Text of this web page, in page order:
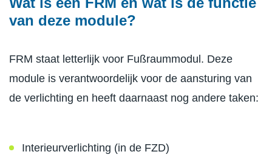
van deze module?
FRM staat letterlijk voor Fußraummodul. Deze
module is verantwoordelijk voor de aansturing van
de verlichting en heeft daarnaast nog andere taken:
Interieurverlichting (in de FZD)